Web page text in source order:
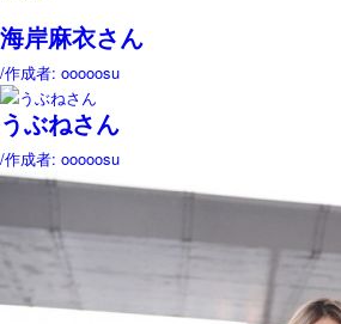
海岸麻衣さん
/作成者: ooooosu
うぶねさん
/作成者: ooooosu